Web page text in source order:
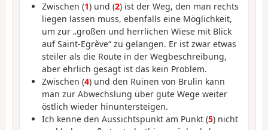
Zwischen (1) und (2) ist der Weg, den man rechts
liegen lassen muss, ebenfalls eine Möglichkeit,
um zur „großen und herrlichen Wiese mit Blick
auf Saint-Egrève“ zu gelangen. Er ist zwar etwas
steiler als die Route in der Wegbeschreibung,
aber ehrlich gesagt ist das kein Problem.
Zwischen (4) und den Ruinen von Brulin kann
man zur Abwechslung über gute Wege weiter
östlich wieder hinuntersteigen.
Ich kenne den Aussichtspunkt am Punkt (5) nicht